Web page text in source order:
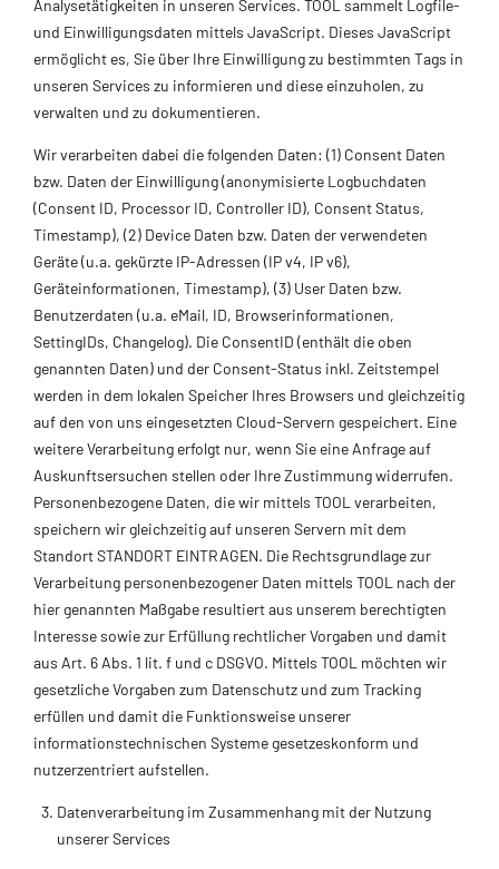
Analysetätigkeiten in unseren Services. TOOL sammelt Logfile-
und Einwilligungsdaten mittels JavaScript. Dieses JavaScript
ermöglicht es, Sie über Ihre Einwilligung zu bestimmten Tags in
unseren Services zu informieren und diese einzuholen, zu
verwalten und zu dokumentieren.
Wir verarbeiten dabei die folgenden Daten: (1) Consent Daten
bzw. Daten der Einwilligung (anonymisierte Logbuchdaten
(Consent ID, Processor ID, Controller ID), Consent Status,
Timestamp), (2) Device Daten bzw. Daten der verwendeten
Geräte (u.a. gekürzte IP-Adressen (IP v4, IP v6),
Geräteinformationen, Timestamp), (3) User Daten bzw.
Benutzerdaten (u.a. eMail, ID, Browserinformationen,
SettingIDs, Changelog). Die ConsentID (enthält die oben
genannten Daten) und der Consent-Status inkl. Zeitstempel
werden in dem lokalen Speicher Ihres Browsers und gleichzeitig
auf den von uns eingesetzten Cloud-Servern gespeichert. Eine
weitere Verarbeitung erfolgt nur, wenn Sie eine Anfrage auf
Auskunftsersuchen stellen oder Ihre Zustimmung widerrufen.
Personenbezogene Daten, die wir mittels TOOL verarbeiten,
speichern wir gleichzeitig auf unseren Servern mit dem
Standort STANDORT EINTRAGEN. Die Rechtsgrundlage zur
Verarbeitung personenbezogener Daten mittels TOOL nach der
hier genannten Maßgabe resultiert aus unserem berechtigten
Interesse sowie zur Erfüllung rechtlicher Vorgaben und damit
aus Art. 6 Abs. 1 lit. f und c DSGVO. Mittels TOOL möchten wir
gesetzliche Vorgaben zum Datenschutz und zum Tracking
erfüllen und damit die Funktionsweise unserer
informationstechnischen Systeme gesetzeskonform und
nutzerzentriert aufstellen.
Datenverarbeitung im Zusammenhang mit der Nutzung
unserer Services